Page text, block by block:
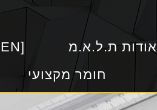
אודות ת.ל.א.מ
חומר מקצועי